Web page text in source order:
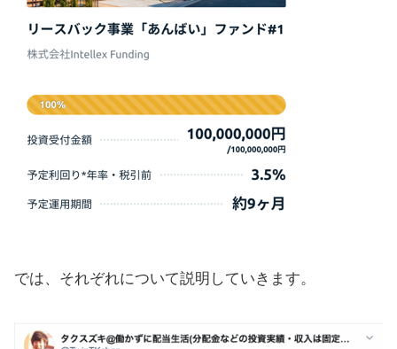
では、それぞれについて説明していきます。